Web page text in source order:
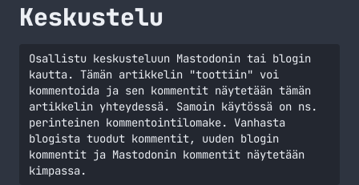
Keskustelu
Osallistu keskusteluun Mastodonin tai blogin
kautta. Tämän artikkelin "toottiin" voi
kommentoida ja sen kommentit näytetään tämän
artikkelin yhteydessä. Samoin käytössä on ns.
perinteinen kommentointilomake. Vanhasta
blogista tuodut kommentit, uuden blogin
kommentit ja Mastodonin kommentit näytetään
kimpassa.